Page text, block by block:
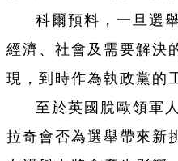
科爾預料，一旦選
經濟、社會及需要解決
現，到時作為執政黨的
至於英國脫歐領軍
拉奇會否為選舉帶來新